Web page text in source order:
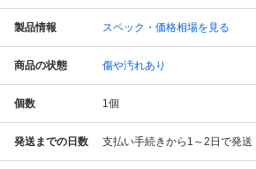
製品情報 スペック・価格相場を見る
商品の状態 傷や汚れあり
個数 1個
発送までの日数 支払い手続きから1～2日で発送